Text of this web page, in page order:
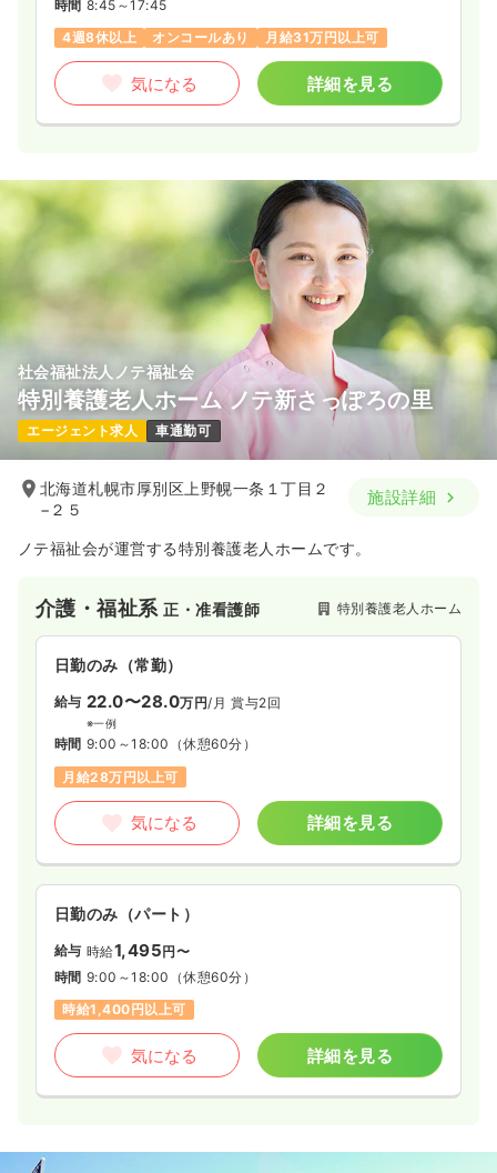
時間 8:45～17:45
4週8休以上
オンコールあり 月給31万円以上可
気になる 詳細を見る
社会福祉法人ノテ福祉会
特別養護老人ホーム ノテ新さっぽろの里
エージェント求人 車通勤可
北海道札幌市厚別区上野幌一条１丁目２
−２５
施設詳細
ノテ福祉会が運営する特別養護老人ホームです。
介護・福祉系正・准看護師 特別養護老人ホーム
日勤のみ（常勤）
給与 22.0〜28.0万円/月 賞与2回
※一例
時間 9:00～18:00 （休憩60分）
月給28万円以上可
気になる 詳細を見る
日勤のみ（パート）
給与 時給1,495円〜
時間 9:00～18:00 （休憩60分）
時給1,400円以上可
気になる 詳細を見る